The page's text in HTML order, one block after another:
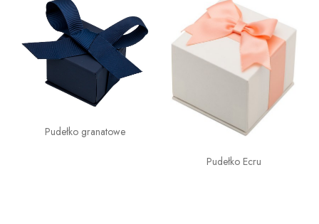
Pudełko granatowe
Pudełko Ecru